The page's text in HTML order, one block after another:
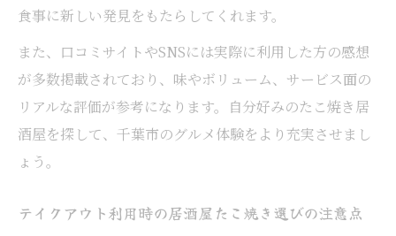
食事に新しい発見をもたらしてくれます。
また、口コミサイトやSNSには実際に利用した方の感想
が多数掲載されており、味やボリューム、サービス面の
リアルな評価が参考になります。自分好みのたこ焼き居
酒屋を探して、千葉市のグルメ体験をより充実させまし
ょう。
テイクアウト利用時の居酒屋たこ焼き選びの注意点